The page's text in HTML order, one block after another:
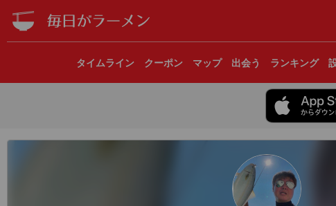
タイムライン クーポン マップ 出会う ランキング